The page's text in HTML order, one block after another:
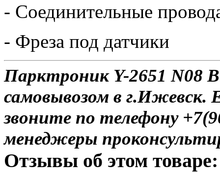
- Соединительные
- Фреза под датчики
Парктроник Y-2651 N08
самовывозом в г.Ижевск.
звоните по телефону
менеджеры
Отзывы об этом товаре: